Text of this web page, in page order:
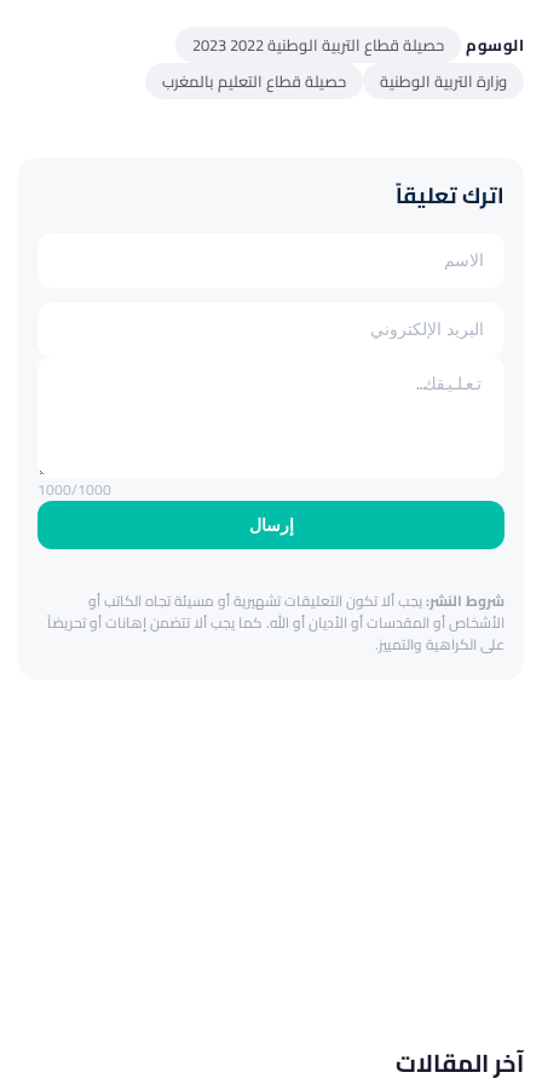
الوسوم
حصيلة قطاع التربية الوطنية 2022 2023
وزارة التربية الوطنية
حصيلة قطاع التعليم بالمغرب
اترك تعليقاً
إرسال
1000/1000
شروط النشر:يجب ألا تكون التعليقات تشهيرية أو مسيئة تجاه الكاتب أو
الأشخاص أو المقدسات أو الأديان أو الله. كما يجب ألا تتضمن إهانات أو تحريضاً
على الكراهية والتمييز.
آخر المقالات